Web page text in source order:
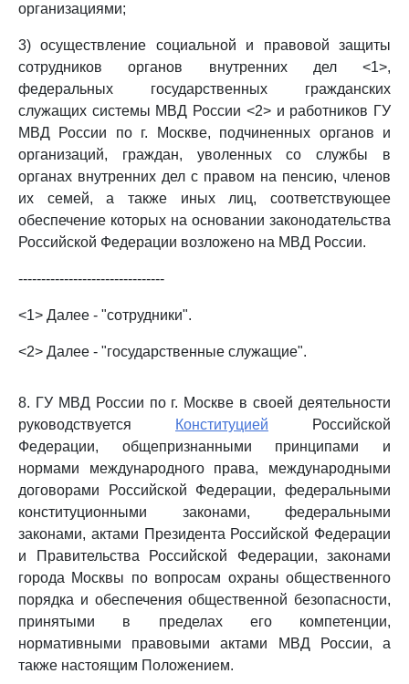
организациями;
3) осуществление социальной и правовой защиты
сотрудников органов внутренних дел <1>,
федеральных государственных гражданских
служащих системы МВД России <2> и работников ГУ
МВД России по г. Москве, подчиненных органов и
организаций, граждан, уволенных со службы в
органах внутренних дел с правом на пенсию, членов
их семей, а также иных лиц, соответствующее
обеспечение которых на основании законодательства
Российской Федерации возложено на МВД России.
--------------------------------
<1> Далее - "сотрудники".
<2> Далее - "государственные служащие".
8. ГУ МВД России по г. Москве в своей деятельности
руководствуется
Конституцией Российской
Федерации, общепризнанными принципами и
нормами международного права, международными
договорами Российской Федерации, федеральными
конституционными законами, федеральными
законами, актами Президента Российской Федерации
и Правительства Российской Федерации, законами
города Москвы по вопросам охраны общественного
порядка и обеспечения общественной безопасности,
принятыми в пределах его компетенции,
нормативными правовыми актами МВД России, а
также настоящим Положением.